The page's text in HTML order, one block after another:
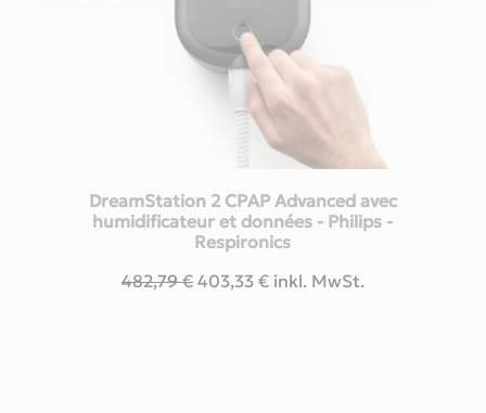
DreamStation 2 CPAP Advanced avec
humidificateur et données - Philips -
Respironics
482,79€ Ursprünglicher
403,33 €Aktueller
inkl. MwSt.